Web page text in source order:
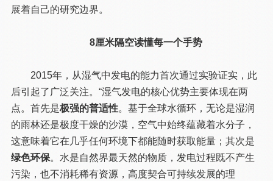
展着自己的研究边界。
8厘米隔空读懂每一个手势
2015年，从湿气中发电的能力首次通过实验证实，此
后引起了广泛关注。“湿气发电的核心优势主要体现在两
点。首先是极强的普适性。基于全球水循环，无论是湿润
的雨林还是极度干燥的沙漠，空气中始终蕴藏着水分子，
这意味着它在几乎任何环境下都能随时获取能量；其次是
绿色环保。水是自然界最天然的物质，发电过程既不产生
污染，也不消耗稀有资源，高度契合可持续发展的理